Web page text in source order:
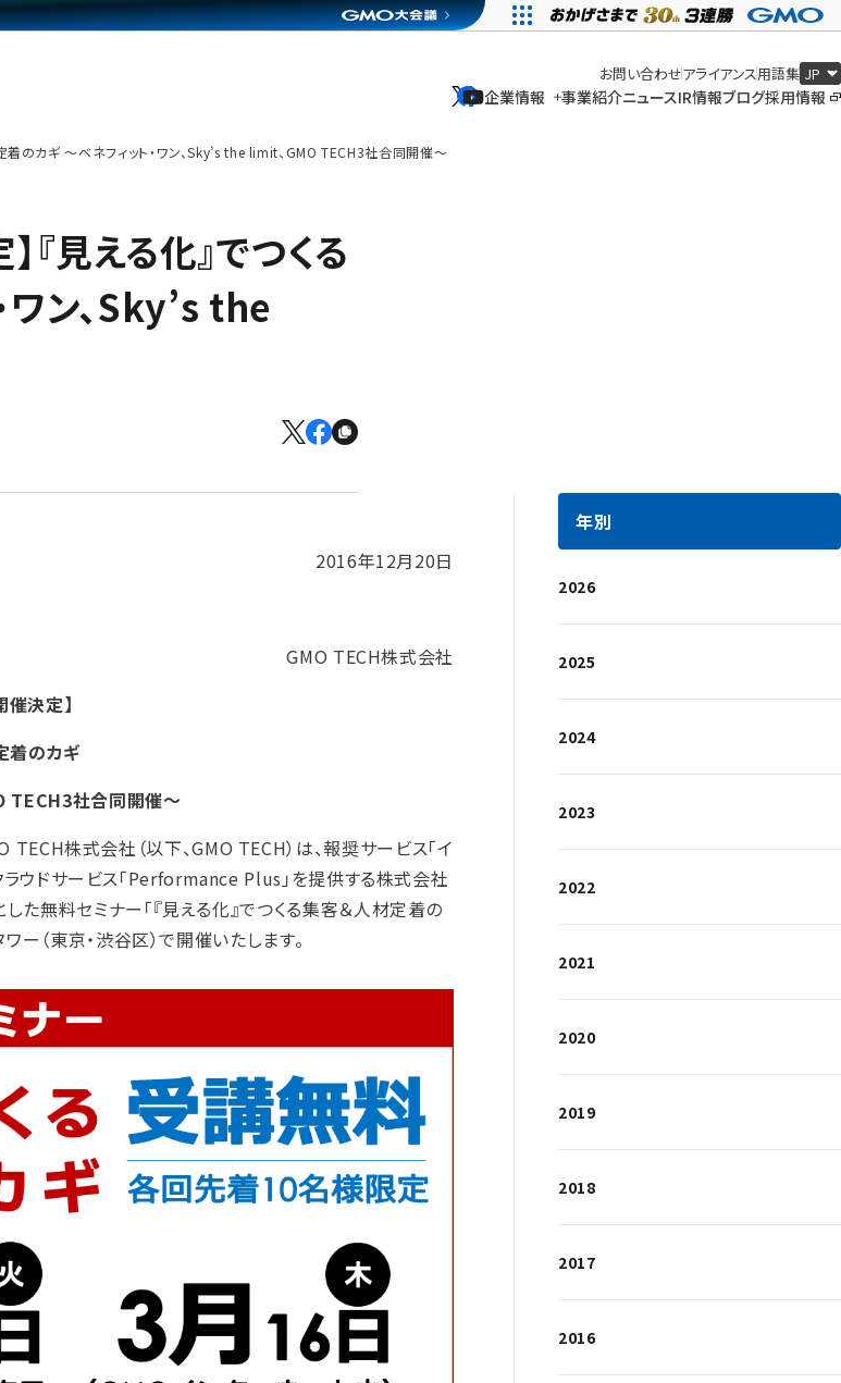
企業情報
企業情報
事業紹介ニュースIR情報ブログ採用情報
お問い合わせアライアンス用語集
のカギ ～ベネフィット・ワン、Sky’s the limit、GMO TECH3社合同開催～
見える化』でつくる
ン、Sky’s the
2016年12月20日
GMO TECH株式会社
決定】
着のカギ
TECH3社合同開催～
株式会社（以下、GMO TECH）は、報奨サービス「イ
ラウドサービス「Performance Plus」を提供する株式会社
無料セミナー「『見える化』でつくる集客＆人材定着の
ー（東京・渋谷区）で開催いたします。
年別
2026
2025
2024
2023
2022
2021
2020
2019
2018
2017
2016